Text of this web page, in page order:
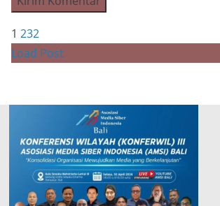
1 232
Load Post